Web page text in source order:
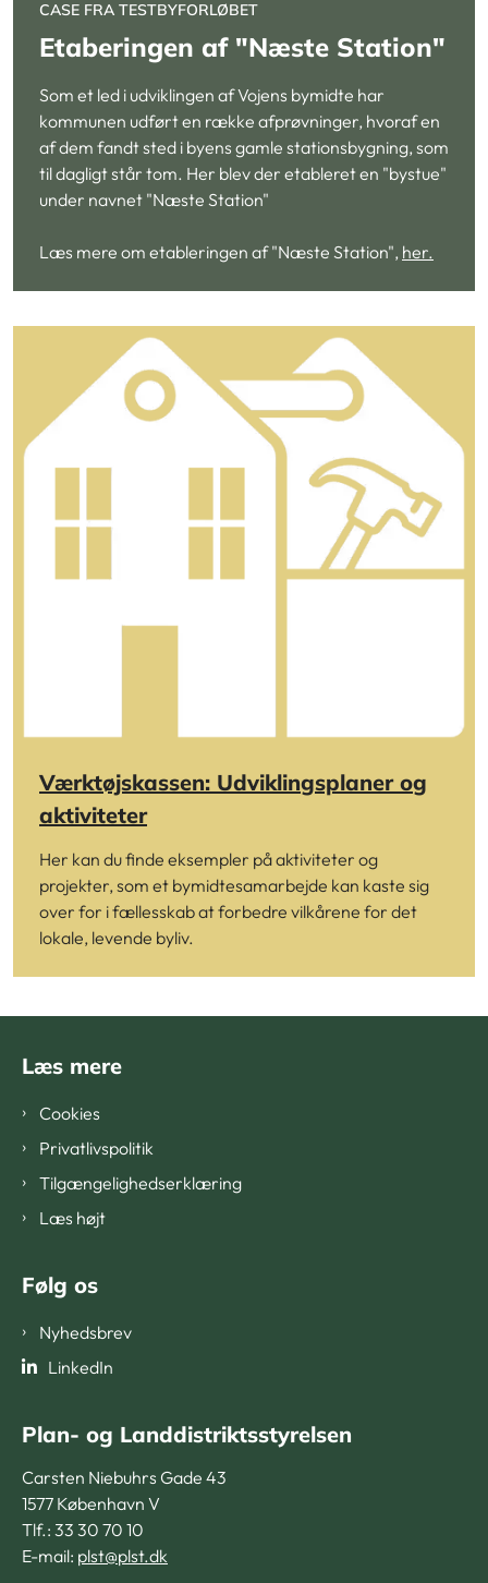
CASE FRA TESTBYFORLØBET
Etaberingen af "Næste Station"
Som et led i udviklingen af Vojens bymidte har
kommunen udført en række afprøvninger, hvoraf en
af dem fandt sted i byens gamle stationsbygning, som
til dagligt står tom. Her blev der etableret en "bystue"
under navnet "Næste Station"
Læs mere om etableringen af "Næste Station", her.
Værktøjskassen: Udviklingsplaner og
aktiviteter
Her kan du finde eksempler på aktiviteter og
projekter, som et bymidtesamarbejde kan kaste sig
over for i fællesskab at forbedre vilkårene for det
lokale, levende byliv.
Læs mere
Cookies
Privatlivspolitik
Tilgængelighedserklæring
Læs højt
Følg os
Nyhedsbrev
LinkedIn
Plan- og Landdistriktsstyrelsen
Carsten Niebuhrs Gade 43
1577 København V
Tlf.: 33 30 70 10
E-mail: plst@plst.dk